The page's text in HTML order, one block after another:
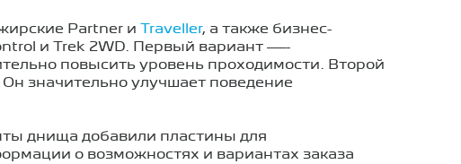
Partner и Traveller, а также бизнес-
и Trek 2WD. Первый вариант —-
повысить уровень проходимости. Второй
значительно улучшает поведение
днища добавили пластины для
о возможностях и вариантах заказа